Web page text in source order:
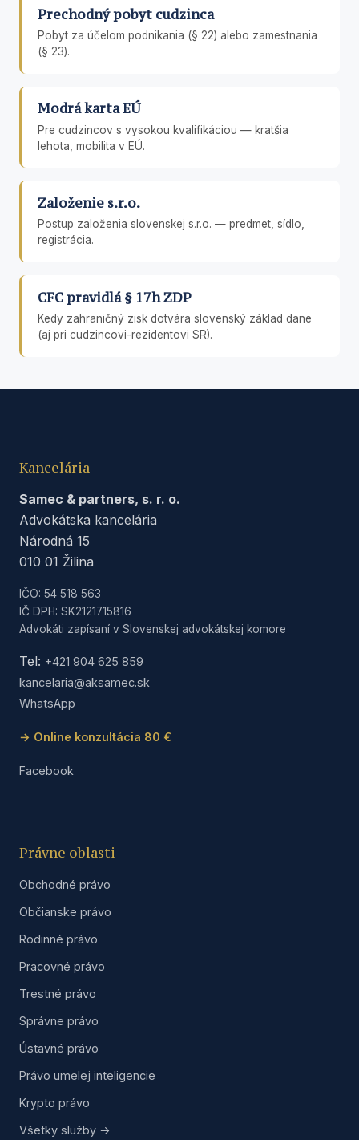
Prechodný pobyt cudzinca
Pobyt za účelom podnikania (§ 22) alebo zamestnania
(§ 23).
Modrá karta EÚ
Pre cudzincov s vysokou kvalifikáciou — kratšia
lehota, mobilita v EÚ.
Založenie s.r.o.
Postup založenia slovenskej s.r.o. — predmet, sídlo,
registrácia.
CFC pravidlá § 17h ZDP
Kedy zahraničný zisk dotvára slovenský základ dane
(aj pri cudzincovi-rezidentovi SR).
Kancelária
Samec & partners, s. r. o.
Advokátska kancelária
Národná 15
010 01 Žilina
IČO: 54 518 563
IČ DPH: SK2121715816
Advokáti zapísaní v Slovenskej advokátskej komore
Tel: +421 904 625 859
kancelaria@aksamec.sk
WhatsApp
→ Online konzultácia 80 €
Facebook
Právne oblasti
Obchodné právo
Občianske právo
Rodinné právo
Pracovné právo
Trestné právo
Správne právo
Ústavné právo
Právo umelej inteligencie
Krypto právo
Všetky služby →